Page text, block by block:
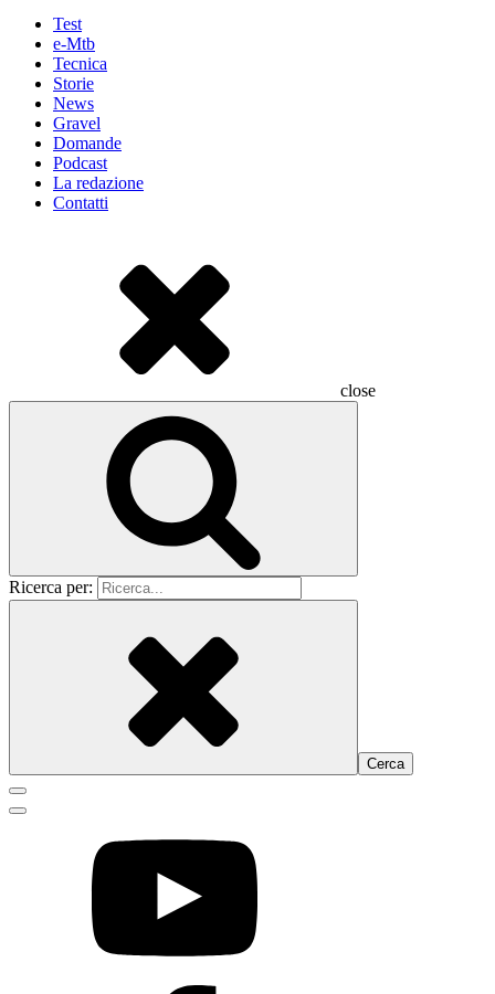
Test
e-Mtb
Tecnica
Storie
News
Gravel
Domande
Podcast
La redazione
Contatti
close
Ricerca per: